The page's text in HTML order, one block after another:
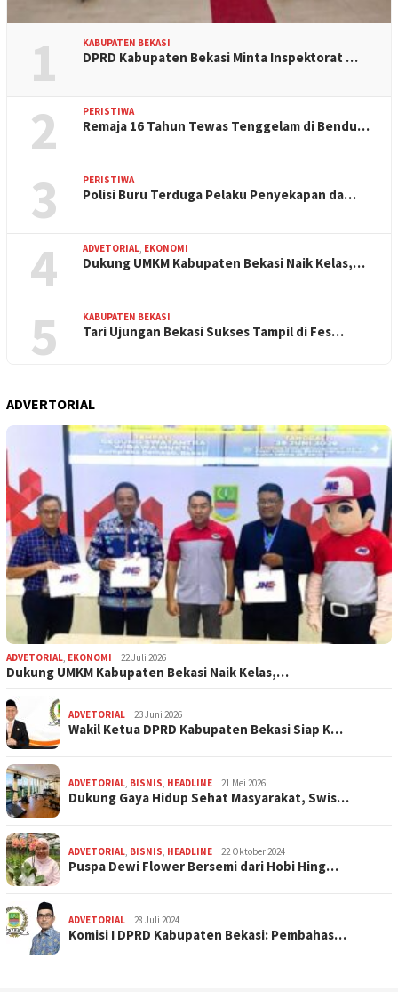
1 KABUPATEN BEKASI
DPRD Kabupaten Bekasi Minta Inspektorat …
2 PERISTIWA
Remaja 16 Tahun Tewas Tenggelam di Bendu…
3 PERISTIWA
Polisi Buru Terduga Pelaku Penyekapan da…
4 ADVETORIAL EKONOMI
Dukung UMKM Kabupaten Bekasi Naik Kelas,…
5 KABUPATEN BEKASI
Tari Ujungan Bekasi Sukses Tampil di Fes…
ADVERTORIAL
ADVETORIAL EKONOMI 22 Juli 2026
Dukung UMKM Kabupaten Bekasi Naik Kelas,…
ADVETORIAL 23 Juni 2026
Wakil Ketua DPRD Kabupaten Bekasi Siap K…
ADVETORIAL BISNIS HEADLINE 21 Mei 2026
Dukung Gaya Hidup Sehat Masyarakat, Swis…
ADVETORIAL BISNIS HEADLINE 22 Oktober 2024
Puspa Dewi Flower Bersemi dari Hobi Hing…
ADVETORIAL 28 Juli 2024
Komisi I DPRD Kabupaten Bekasi: Pembahas…